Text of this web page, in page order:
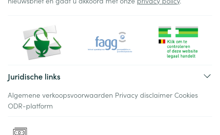
Juridische links
Algemene verkoopsvoorwaarden Privacy disclaimer Cookies
ODR-platform